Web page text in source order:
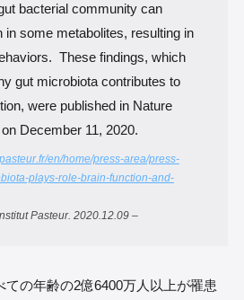
bacterial community can
in some metabolites, resulting in
These findings, which
gut microbiota contributes to
were published in Nature
December 11, 2020.
en/home/press-area/press-
plays-role-brain-function-and-
Pasteur. 2020.12.09 –
ての年齢の2億6400万人以上が罹患